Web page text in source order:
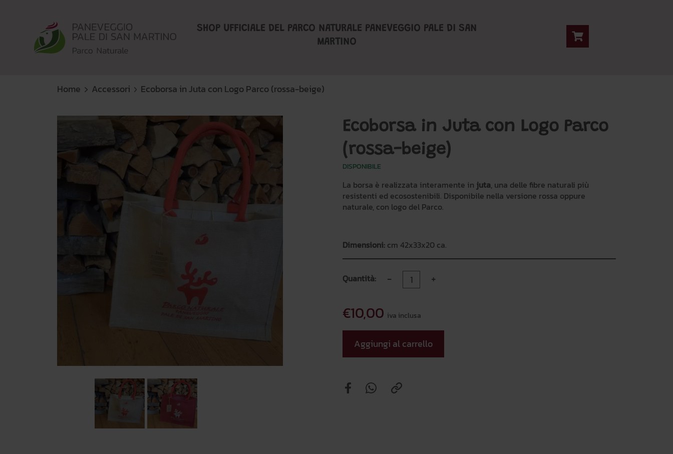
SHOP UFFICIALE DEL PARCO NATURALE PANEVEGGIO PALE DI SAN
MARTINO
Home Accessori Ecoborsa in Juta con Logo Parco (rossa-beige)
Ecoborsa in Juta con Logo Parco
(rossa-beige)
DISPONIBILE
La borsa è realizzata interamente in juta, una delle fibre naturali più
resistenti ed ecosostenibili. Disponibile nella versione rossa oppure
naturale, con logo del Parco.
Dimensioni: cm 42x33x20 ca.
Quantità: - +
€10,00 iva inclusa
Aggiungi al carrello